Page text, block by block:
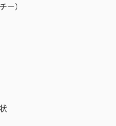
ー）